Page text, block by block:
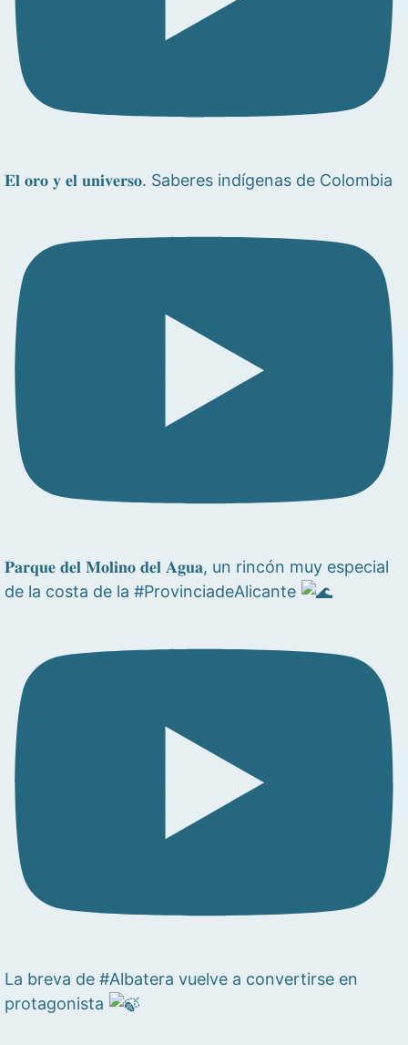
𝐄𝐥 𝐨𝐫𝐨 𝐲 𝐞𝐥 𝐮𝐧𝐢𝐯𝐞𝐫𝐬𝐨. Saberes indígenas de Colombia
𝐏𝐚𝐫𝐪𝐮𝐞 𝐝𝐞𝐥 𝐌𝐨𝐥𝐢𝐧𝐨 𝐝𝐞𝐥 𝐀𝐠𝐮𝐚, un rincón muy especial
de la costa de la #ProvinciadeAlicante
La breva de #Albatera vuelve a convertirse en
protagonista